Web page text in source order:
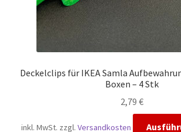
Deckelclips für IKEA Samla
Boxen – 4 Stk
2,79 €
inkl. MwSt. zzgl. Versandkosten